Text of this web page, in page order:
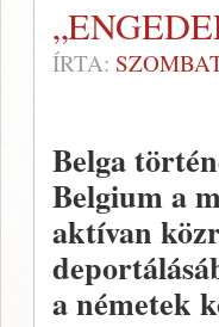
ÍRTA:
Belga
Belgium a
aktívan
a németek